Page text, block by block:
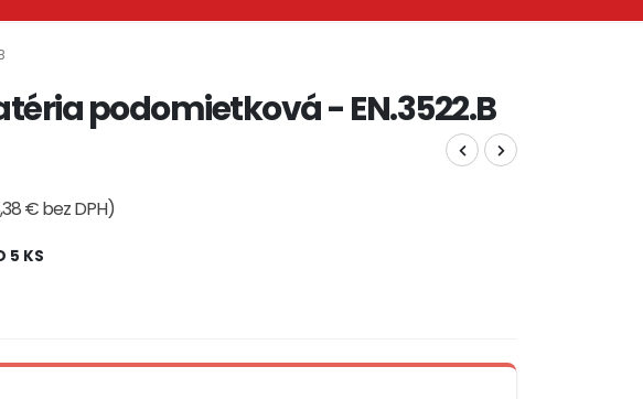
podomietková - EN.3522.B
€ bez DPH)
5 KS